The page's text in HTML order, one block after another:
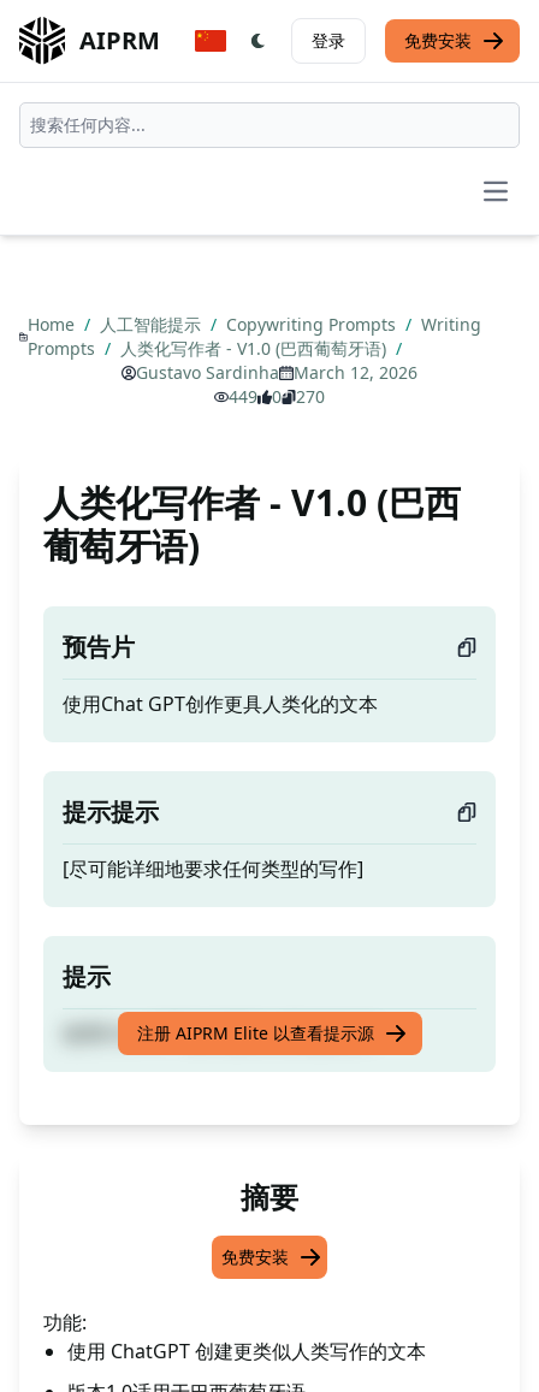
AIPRM 登录 免费安装
Home / 人工智能提示 / Copywriting Prompts / Writing
Prompts / 人类化写作者 - V1.0 (巴西葡萄牙语) /
Gustavo Sardinha
March 12, 2026
449
0 270
人类化写作者 - V1.0 (巴西
葡萄牙语)
预告片
使用Chat GPT创作更具人类化的文本
提示提示
[尽可能详细地要求任何类型的写作]
提示
使用Chat GPT创作更具人类化的文本
注册 AIPRM Elite 以查看提示源
摘要
免费安装
功能:
使用 ChatGPT 创建更类似人类写作的文本